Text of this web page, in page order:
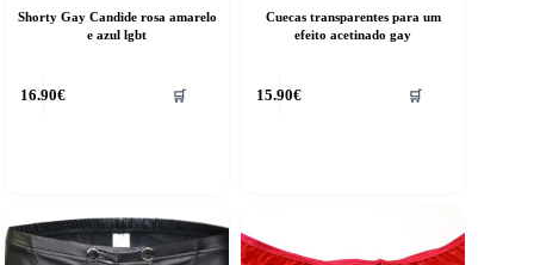
Shorty Gay Candide rosa amarelo
e azul lgbt
16.90€ 🛒
Cuecas transparentes para um
efeito acetinado gay
15.90€ 🛒